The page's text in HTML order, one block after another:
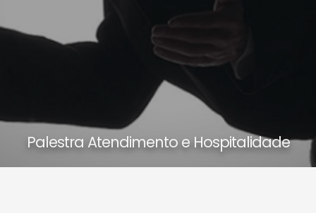
Palestra Atendimento e Hospitalidade